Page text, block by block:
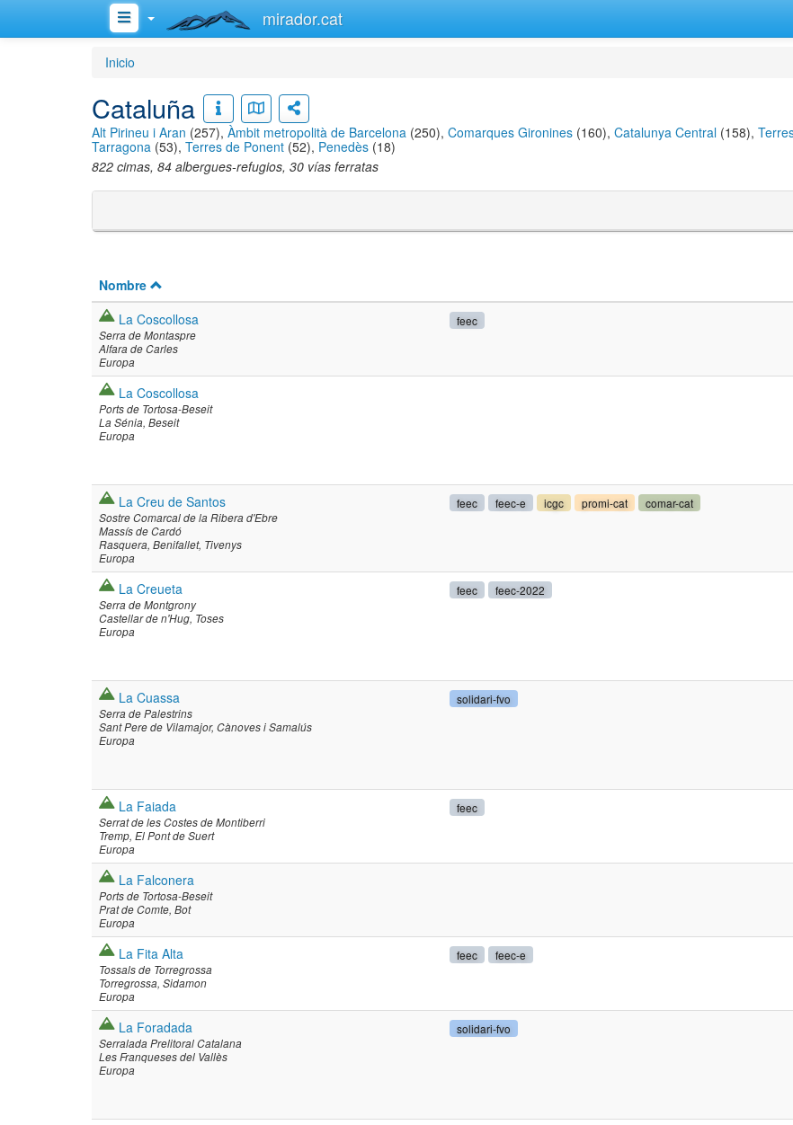
mirador.cat
Inicio
Cataluña
Alt Pirineu i Aran (257), Àmbit metropolità de Barcelona (250), Comarques Gironines (160), Catalunya Central (158),
Tarragona (53), Terres de Ponent (52), Penedès (18)
822 cimas, 84 albergues-refugios, 30 vías ferratas
Nombre
La Coscollosa
Serra de Montaspre
Alfara de Carles
Europa
feec
La Coscollosa
Ports de Tortosa-Beseit
La Sénia Beseit
Europa
La Creu de Santos
Sostre Comarcal de la Ribera d'Ebre
Massís de Cardó
Rasquera Benifallet Tivenys
Europa
feec feec-e icgc promi-cat comar-cat
La Creueta
Serra de Montgrony
Castellar de n'Hug Toses
Europa
feec feec-2022
La Cuassa
Serra de Palestrins
Sant Pere de Vilamajor Cànoves i Samalús
Europa
solidari-fvo
La Faiada
Serrat de les Costes de Montiberri
Tremp El Pont de Suert
Europa
feec
La Falconera
Ports de Tortosa-Beseit
Prat de Comte Bot
Europa
La Fita Alta
Tossals de Torregrossa
Torregrossa Sidamon
Europa
feec feec-e
La Foradada
Serralada Prelitoral Catalana
Les Franqueses del Vallès
Europa
solidari-fvo